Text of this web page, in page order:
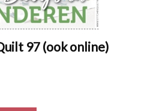
97 (ook online)